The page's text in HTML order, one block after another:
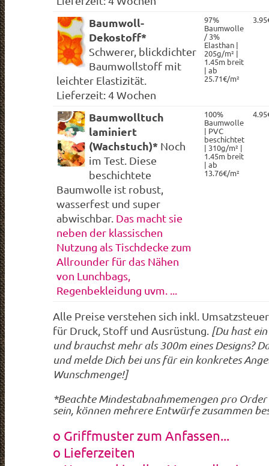
Baumwoll-
Dekostoff*
Schwerer, blickdichter
Baumwollstoff mit
leichter Elastizität.
Lieferzeit: 4 Wochen
97%
Baumwolle
/ 3%
Elasthan |
205g/m² |
1.45m breit
| ab
25.71€/m²
Baumwolltuch
laminiert
(Wachstuch)* Noch
im Test. Diese
beschichtete
Baumwolle ist robust,
wasserfest und super
abwischbar. Das macht sie
neben der klassischen
Nutzung als Tischdecke zum
Allrounder für das Nähen
von Lunchbags,
Regenbekleidung uvm. ...
100%
Baumwolle
| PVC
beschichtet
| 310g/m² |
1.45m breit
| ab
13.76€/m²
Alle Preise verstehen sich inkl.
für Druck, Stoff und Ausrüstung. [Du hast
und brauchst mehr als 300m eines Designs?
und melde Dich bei uns für ein konkretes
Wunschmenge!]
*Beachte Mindestabnahmemengen pro
sein, können mehrere Entwürfe zusammen
o Griffmuster zum Anfassen...
o Lieferzeiten